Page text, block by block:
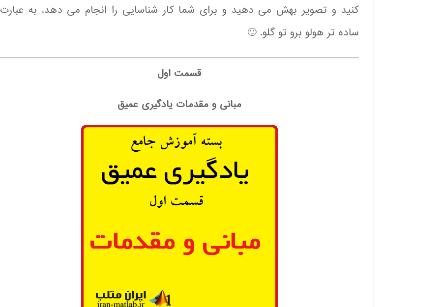
کنید و تصویر بهش می دهید و برای شما کار شناسایی را انجام می دهد. به عبارت
ساده تر هولو برو تو گلو. 🙂
قسمت اول
مبانی و مقدمات یادگیری عمیق